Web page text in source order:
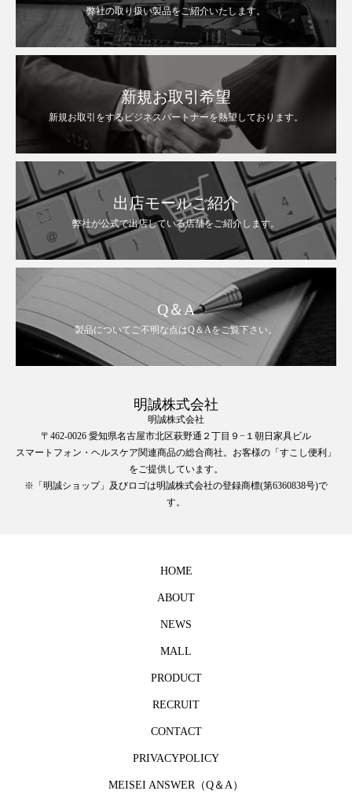
弊社の取り扱い製品をご紹介いたします。
新規お取引希望
新規お取引をするビジネスパートナーを熱望しております。
出店モールご紹介
弊社が公式で出店している店舗をご紹介します。
Q＆A
製品についてご不明な点はQ＆Aをご覧下さい。
明誠株式会社
明誠株式会社
〒462-0026 愛知県名古屋市北区萩野通２丁目９−１朝日家具ビル
スマートフォン・ヘルスケア関連商品の総合商社。お客様の「すこし便利」
をご提供しています。
※「明誠ショップ」及びロゴは明誠株式会社の登録商標(第6360838号)で
す。
HOME
ABOUT
NEWS
MALL
PRODUCT
RECRUIT
CONTACT
PRIVACYPOLICY
MEISEI ANSWER（Q＆A）